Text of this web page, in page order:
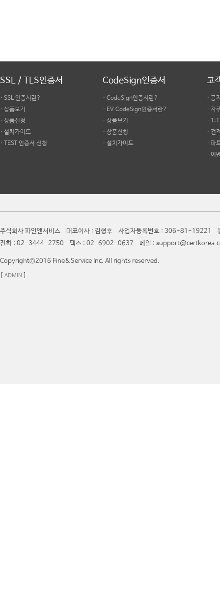
SSL / TLS인증서
· SSL 인증서란?
· 상품보기
· 상품신청
· 설치가이드
· TEST 인증서 신청
CodeSign인증서
· CodeSign인증서란?
· EV CodeSign인증서란?
· 상품보기
· 상품신청
· 설치가이드
고
· 공
· 자
·
· 견
· 파
· 이
주식회사 파인앤서비스 대표이사 : 김형후 사업자등록번호 : 306-81-19221
전화 : 02-3444-2750 팩스 : 02-6902-0637 메일 :
Copyright©2016 Fine&Service Inc. All rights reserved.
ADMIN